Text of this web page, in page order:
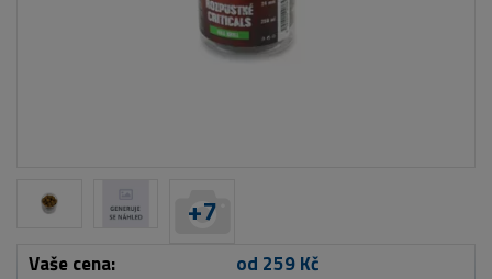
+7
Vaše cena:
od 259 Kč